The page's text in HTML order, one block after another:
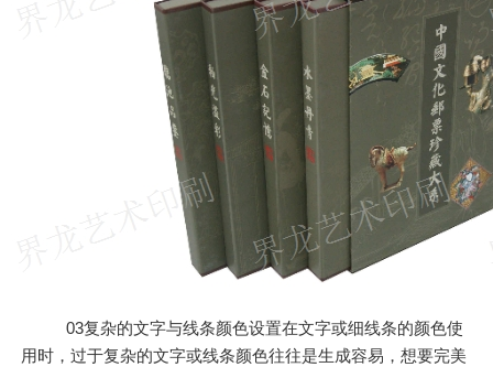
03复杂的文字与线条颜色设置在文字或细线条的颜色使
用时，过于复杂的文字或线条颜色往往是生成容易，想要完美